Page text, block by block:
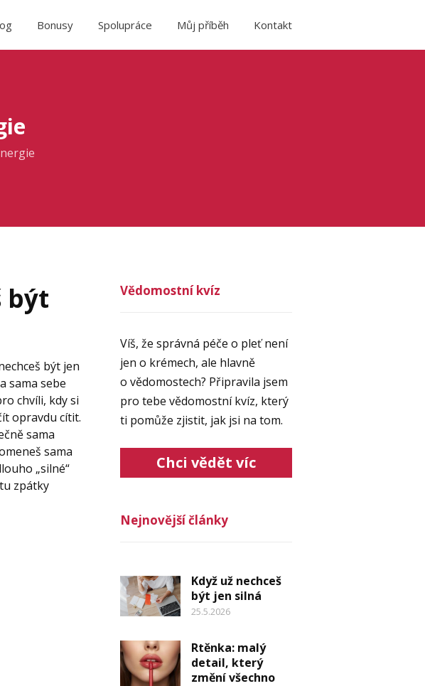
Bonusy Spolupráce Můj příběh Kontakt
být
být jen
sama sebe
chvíli, kdy si
opravdu cítit.
sama
sama
„silné“
zpátky
Vědomostní kvíz
Víš, že správná péče o pleť není
jen o krémech, ale hlavně
o vědomostech? Připravila jsem
pro tebe vědomostní kvíz, který
ti pomůže zjistit, jak jsi na tom.
Chci vědět víc
Nejnovější články
Když už nechceš
být jen silná
25.5.2026
Rtěnka: malý
detail, který
změní všechno